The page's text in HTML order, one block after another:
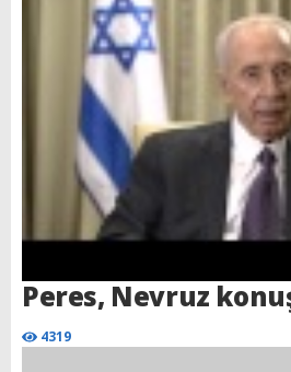
Peres, Nevruz
4319